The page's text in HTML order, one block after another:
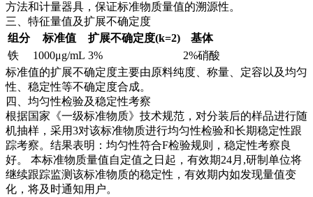
方法和计量器具，保证标准物质量值的溯源性。
三、特征量值及扩展不确定度
组分
标准值 扩展不确定度(k=2)
基体
铁
1000μg/mL 3%
2%硝酸
标准值的扩展不确定度主要由原料纯度、称量、定容以及均匀
性、稳定性等不确定度合成。
四、均匀性检验及稳定性考察
根据国家《一级标准物质》技术规范，对分装后的样品进行随
机抽样，采用3对该标准物质进行均匀性检验和长期稳定性跟
踪考察。结果表明：均匀性符合F检验规则，稳定性考察良
好。 本标准物质量值自定值之日起，有效期24月,研制单位将
继续跟踪监测该标准物质的稳定性，有效期内如发现量值变
化，将及时通知用户。